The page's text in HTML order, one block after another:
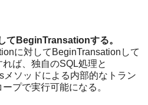
BeginTransationする。
に対してBeginTransationして
ば、独自のSQL処理と
ソッドによる内部的なトラン
プで実行可能になる。